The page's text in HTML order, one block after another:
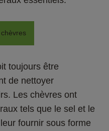
toujours être
de nettoyer
Les chèvres ont
tels que le sel et le
fournir sous forme